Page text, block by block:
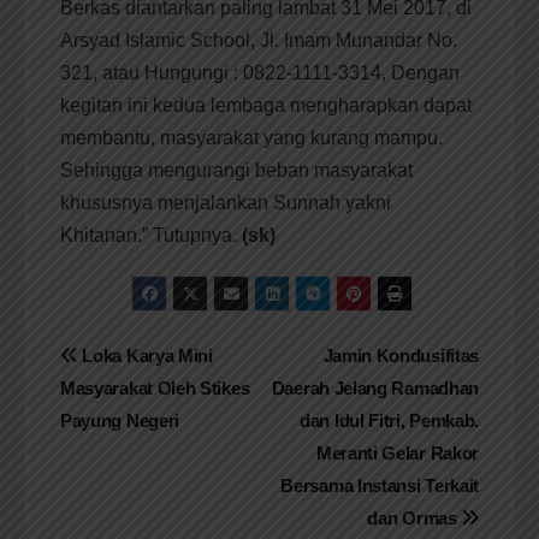
Berkas diantarkan paling lambat 31 Mei 2017, di
Arsyad Islamic School, Jl. Imam Munandar No.
321, atau Hungungi : 0822-1111-3314, Dengan
kegitan ini kedua lembaga mengharapkan dapat
membantu, masyarakat yang kurang mampu.
Sehingga mengurangi beban masyarakat
khususnya menjalankan Sunnah yakni
Khitanan.” Tutupnya. (sk)
Navigasi
pos
Jamin Kondusifitas
Daerah Jelang Ramadhan
dan Idul Fitri, Pemkab.
Meranti Gelar Rakor
Bersama Instansi Terkait
dan Ormas
Loka Karya Mini
Masyarakat Oleh Stikes
Payung Negeri